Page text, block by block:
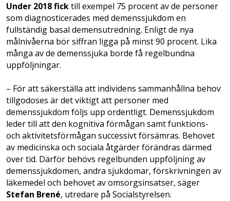
Under 2018 ficktill exempel 75 procent av de personer
som diagnosticerades med demenssjukdom en
fullständig basal demensutredning. Enligt de nya
målnivåerna bör siffran ligga på minst 90 procent. Lika
många av de demenssjuka borde få regelbundna
uppföljningar.
– För att säkerställa att individens sammanhållna behov
tillgodoses är det viktigt att personer med
demenssjukdom följs upp ordentligt. Demenssjukdom
leder till att den kognitiva förmågan samt funktions-
och aktivitetsförmågan successivt försämras. Behovet
av medicinska och sociala åtgärder förändras därmed
över tid. Därför behövs regelbunden uppföljning av
demenssjukdomen, andra sjukdomar, förskrivningen av
läkemedel och behovet av omsorgsinsatser, säger
Stefan Brené, utredare på Socialstyrelsen.